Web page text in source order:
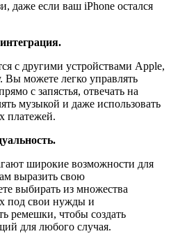
даже если ваш iPhone остался
с другими устройствами Apple,
Вы можете легко управлять
с запястья, отвечать на
музыкой и даже использовать
платежей.
широкие возможности для
выразить свою
выбирать из множества
под свои нужды и
ремешки, чтобы создать
для любого случая.